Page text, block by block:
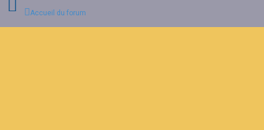
Accueil du forum